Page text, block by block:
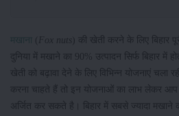
मखाना ( Fox nuts ) की खेती करने के लिए बिहार
दुनिया में मखाने का 90% उत्पादन सिर्फ बिहार में
खेती को बढ़ावा देने के लिए विभिन्न योजनाएं चला
करना चाहते हैं तो इन योजनाओं का लाभ लेकर
अर्जित कर सकते है। बिहार में सबसे ज्यादा मखाने